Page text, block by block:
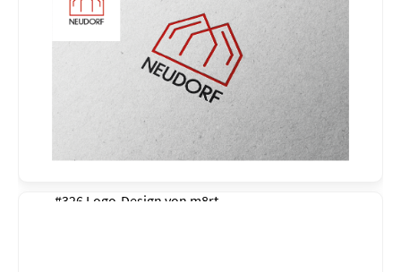
#326 Logo-Design von m8rt